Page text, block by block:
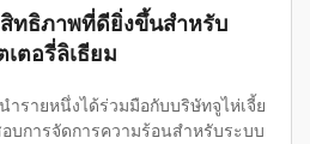
ทธิภาพที่ดียิ่งขึ้นสำหรับ
เตอรี่ลิเธียม
รายหนึ่งได้ร่วมมือกับบริษัทจูไห่เจี้ย
บการจัดการความร้อนสำหรับระบบ